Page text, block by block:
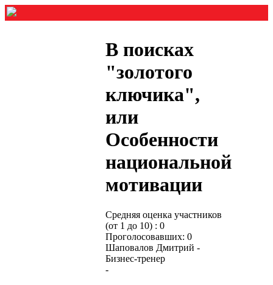
В поисках
"золотого
ключика",
или
Особенности
национальной
мотивации
Средняя оценка участников
(от 1 до 10) : 0
Проголосовавших: 0
Шаповалов Дмитрий -
Бизнес-тренер
-